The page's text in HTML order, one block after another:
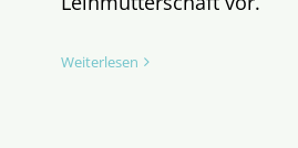
Weiterlesen